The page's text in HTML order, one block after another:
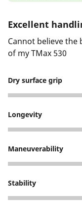
Excellent
Cannot believe
of my TMax 530
Dry surface grip
4
Longevity
4
Maneuverability
5
Stability